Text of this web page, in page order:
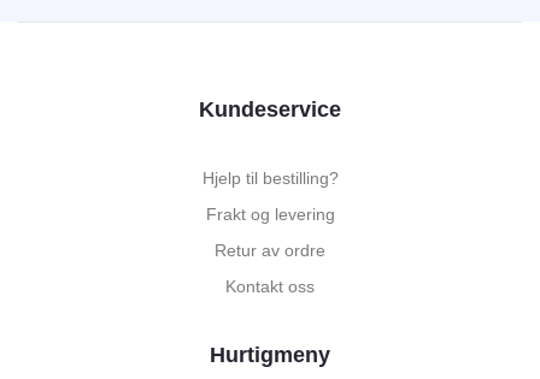
Kundeservice
Hjelp til bestilling?
Frakt og levering
Retur av ordre
Kontakt oss
Hurtigmeny